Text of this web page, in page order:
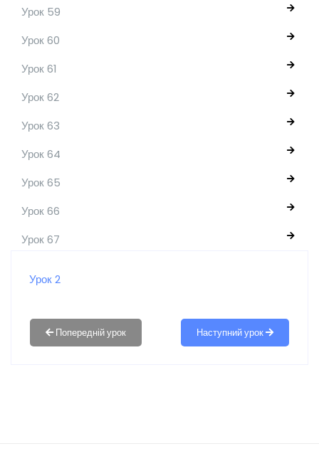
Урок 59
Урок 60
Урок 61
Урок 62
Урок 63
Урок 64
Урок 65
Урок 66
Урок 67
Урок 2
Наступний урок